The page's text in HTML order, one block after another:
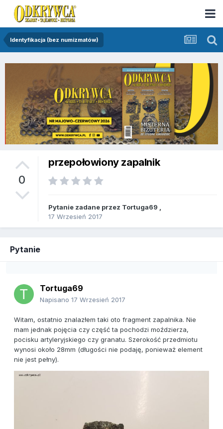
Identyfikacja (bez numizmatów)
0
przepołowiony zapalnik
Pytanie zadane przez Tortuga69
17 Wrzesień 2017
Pytanie
Tortuga69
Napisano 17 Wrzesień 2017
Witam, ostatnio znalazłem taki oto fragment zapalnika. Nie
mam jednak pojęcia czy część ta pochodzi moździerza,
pocisku artyleryjskiego czy granatu. Szerokość przedmiotu
wynosi około 28mm (długości nie podaję, ponieważ element
nie jest pełny).